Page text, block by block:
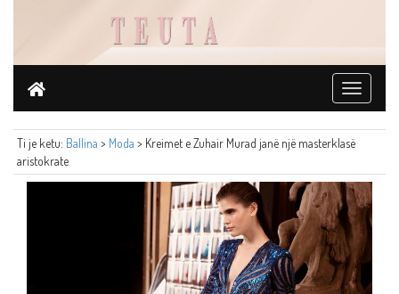
Toggle
Ti je ketu: Ballina > Moda > Kreimet e Zuhair Murad janë një masterklasë
aristokrate